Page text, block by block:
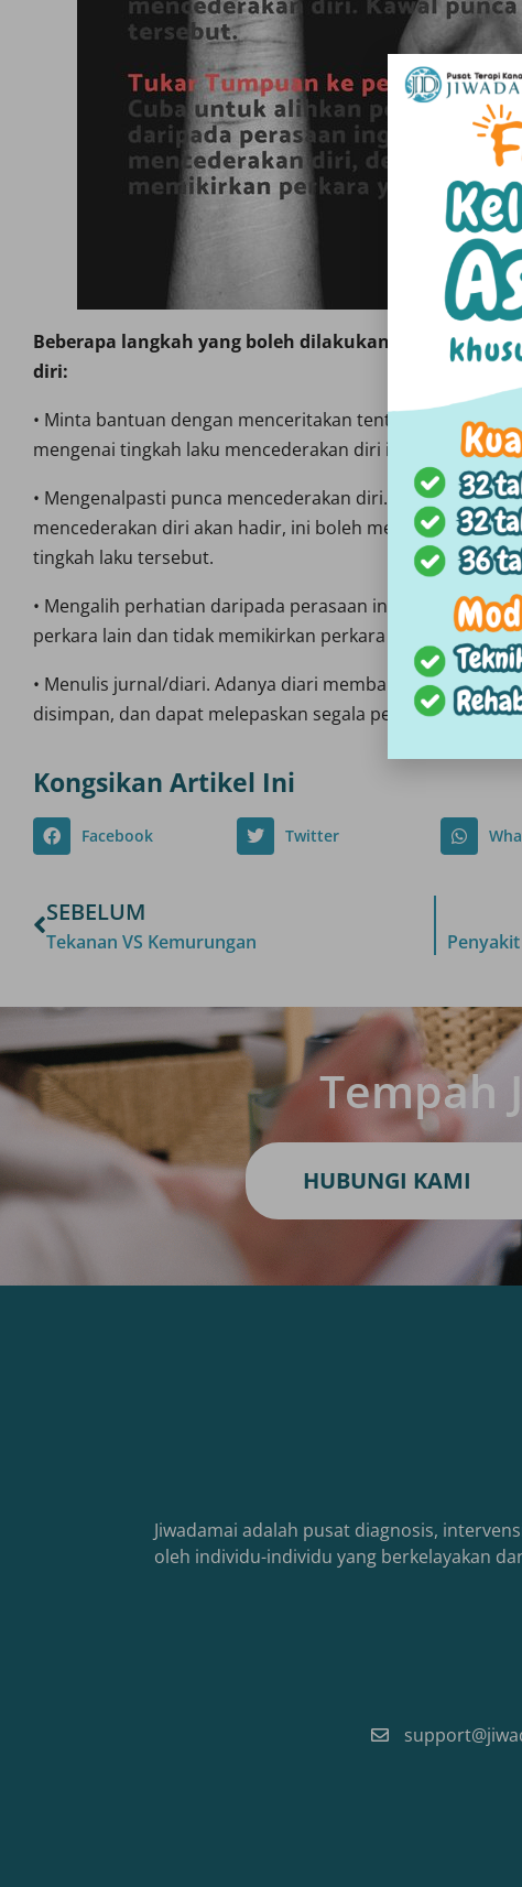
Beberapa langkah yang boleh dilakukan untuk
diri:
• Minta bantuan dengan menceritakan tentang masalah
mengenai tingkah laku mencederakan diri ini kepada orang
• Mengenalpasti punca mencederakan diri. Tahu tempat,
mencederakan diri akan hadir, ini boleh membantu
tingkah laku tersebut.
• Mengalih perhatian daripada perasaan ingin
perkara lain dan tidak memikirkan perkara negatif yang
• Menulis jurnal/diari. Adanya diari membantu individu
disimpan, dan dapat melepaskan segala pemikiran
Kongsikan Artikel Ini
Facebook Twitter
SEBELUM
Tekanan VS Kemurungan
Tempah
HUBUNGI KAMI
Jiwadamai adalah pusat diagnosis,
oleh individu-individu yang berkelayakan